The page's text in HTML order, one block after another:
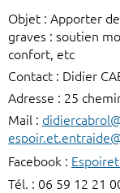
Objet : Apporter
graves : soutien
confort, etc
Contact : Didier
Adresse : 25
Mail :
Facebook :
Tél. : 06 59 12 21